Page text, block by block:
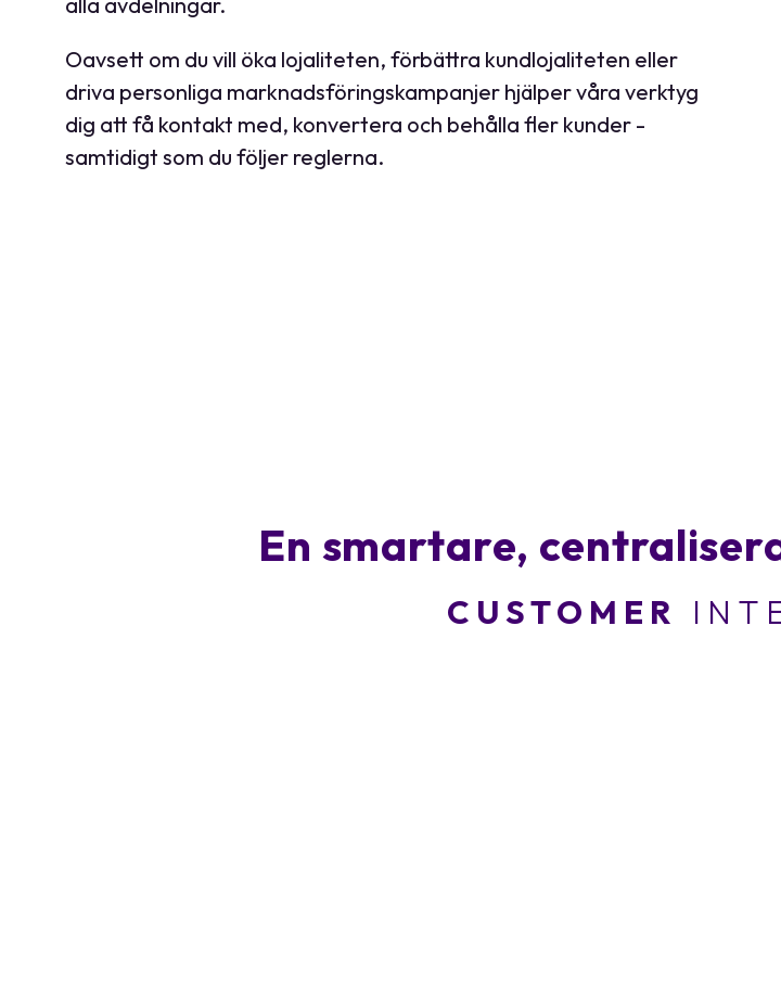
Oavsett om du vill öka lojaliteten, förbättra kundlojaliteten eller
driva personliga marknadsföringskampanjer hjälper våra verktyg
dig att få kontakt med, konvertera och behålla fler kunder -
samtidigt som du följer reglerna.
En smartare,
CUSTOMER